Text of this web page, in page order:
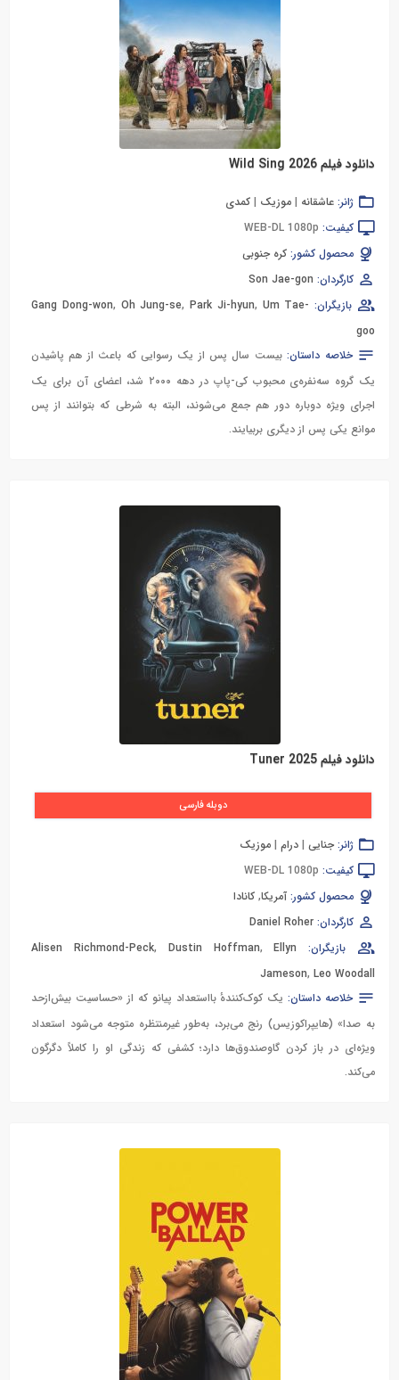
دانلود فیلم Wild Sing 2026
ژانر: عاشقانه | موزیک | کمدی
کیفیت: WEB-DL 1080p
محصول کشور: کره جنوبی
کارگردان: Son Jae-gon
بازیگران:
Gang Dong-won, Oh Jung-se,Park Ji-hyun, Um Tae-
goo
خلاصه داستان:بیست سال پس از یک رسوایی که باعث از هم پاشیدن
یک گروه سه‌نفره‌ی محبوب کی-پاپ در دهه ۲۰۰۰ شد، اعضای آن برای یک
اجرای ویژه دوباره دور هم جمع می‌شوند، البته به شرطی که بتوانند از پس
موانع یکی پس از دیگری بربیایند.
دانلود فیلم Tuner 2025
دوبله فارسی
ژانر: جنایی | درام | موزیک
کیفیت: WEB-DL 1080p
محصول کشور: آمریکا, کانادا
کارگردان: Daniel Roher
بازیگران:
Alisen Richmond-Peck, Dustin Hoffman,Ellyn
Jameson, Leo Woodall
خلاصه داستان: یک کوک‌کنندهٔ بااستعداد پیانو که از «حساسیت بیش‌ازحد
به صدا» (هایپراکوزیس) رنج می‌برد، به‌طور غیرمنتظره متوجه می‌شود استعداد
ویژه‌ای در باز کردن گاوصندوق‌ها دارد؛ کشفی که زندگی او را کاملاً دگرگون
می‌کند.